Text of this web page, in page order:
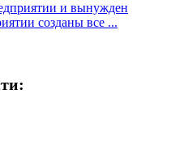
и вынужден
созданы все ...